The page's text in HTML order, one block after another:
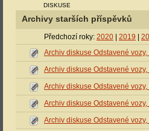
DISKUSE
Archivy starších příspěvků
Předchozí roky: 2020 2019
Archiv diskuse Odstavené
Archiv diskuse Odstavené
Archiv diskuse Odstavené
Archiv diskuse Odstavené
Archiv diskuse Odstavené